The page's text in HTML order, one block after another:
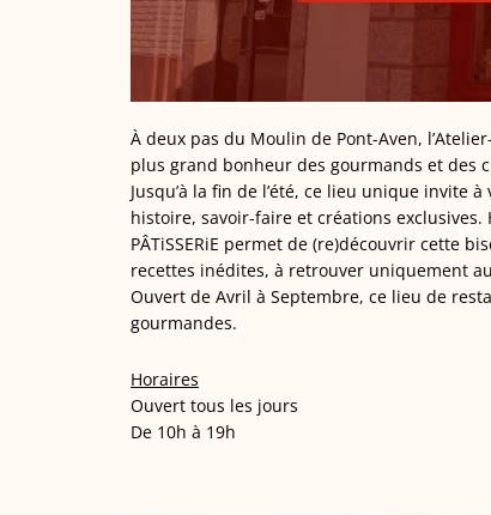
À deux pas du Moulin de Pont-Aven,
plus grand bonheur des gourmands et des
Jusqu’à la fin de l’été, ce lieu unique invite
histoire, savoir-faire et créations exclusives.
PÂTiSSERiE permet de (re)découvrir cette
recettes inédites, à retrouver uniquement
Ouvert de Avril à Septembre, ce lieu de
gourmandes.
Horaires
Ouvert tous les jours
De 10h à 19h